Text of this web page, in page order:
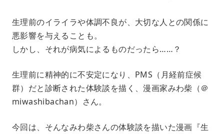
u
e
生理前のイライラや体調不良が、大切な人との関係に
悪影響を与えることも。
しかし、それが病気によるものだったら……？
生理前に精神的に不安定になり、PMS（月経前症候
群）だと診断された体験談を描く、漫画家みわ柴（＠
miwashibachan）さん。
今回は、そんなみわ柴さんの体験談を描いた漫画『生